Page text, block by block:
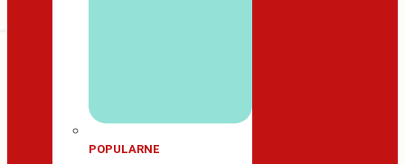
POPULARNE